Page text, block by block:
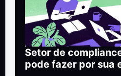
Setor de
pode fazer por sua